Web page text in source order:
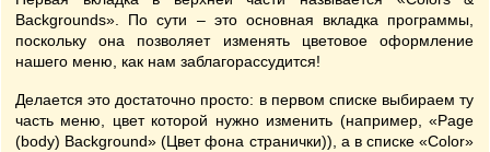
Backgrounds». По сути – это основная вкладка программы,
поскольку она позволяет изменять цветовое оформление
нашего меню, как нам заблагорассудится!
Делается это достаточно просто: в первом списке выбираем ту
часть меню, цвет которой нужно изменить (например, «Page
(body) Background» (Цвет фона странички)), а в списке «Color»